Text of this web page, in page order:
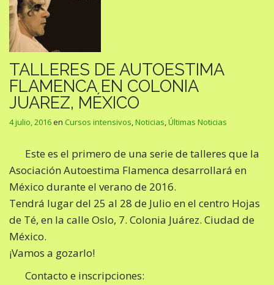
TALLERES DE AUTOESTIMA
FLAMENCA EN COLONIA
JUAREZ, MÉXICO
4 julio, 2016en Cursos intensivos,Noticias,Últimas Noticias
Este es el primero de una serie de talleres que la
Asociación Autoestima Flamenca desarrollará en
México durante el verano de 2016.
Tendrá lugar del 25 al 28 de Julio en el centro Hojas
de Té, en la calle Oslo, 7. Colonia Juárez. Ciudad de
México.
¡Vamos a gozarlo!
Contacto e inscripciones: